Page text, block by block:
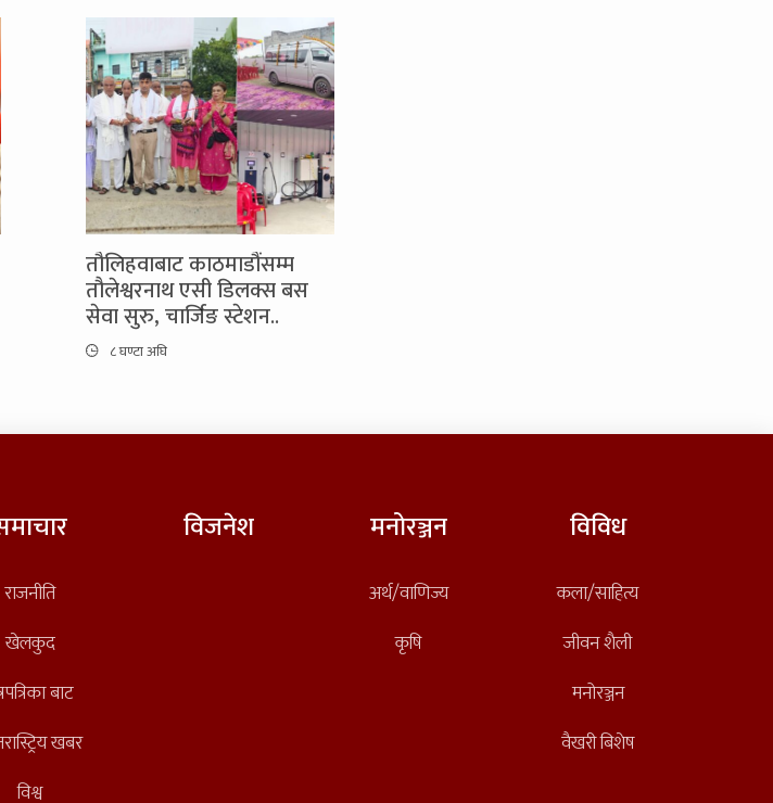
तौलिहवाबाट काठमाडौंसम्म
तौलेश्वरनाथ एसी डिलक्स बस
सेवा सुरु, चार्जिङ स्टेशन..
८ घण्टा अघि
राजनीति
खेलकुद
बाट
खबर
विश्व
विजनेश मनोरञ्जन
अर्थ/वाणिज्य
कृषि
विविध
कला/साहित्य
जीवन शैली
मनोरञ्जन
वैखरी बिशेष